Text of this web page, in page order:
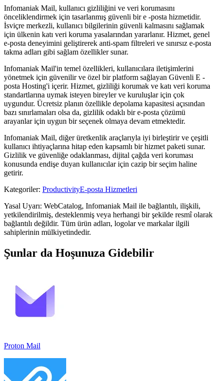
Infomaniak Mail, kullanıcı gizliliğini ve veri korumasını
önceliklendirmek için tasarlanmış güvenli bir e -posta hizmetidir.
İsviçre merkezli, kullanıcı bilgilerinin güvenli kalmasını sağlamak
için ülkenin katı veri koruma yasalarından yararlanır. Hizmet, genel
e-posta deneyimini geliştirerek anti-spam filtreleri ve sınırsız e-posta
takma adları gibi sağlam özellikler sunar.
Infomaniak Mail'in temel özellikleri, kullanıcılara iletişimlerini
yönetmek için güvenilir ve özel bir platform sağlayan Güvenli E -
posta Hosting'i içerir. Hizmet, gizliliği korumak ve katı veri koruma
standartlarına uymak isteyen bireyler ve kuruluşlar için çok
uygundur. Ücretsiz planın özellikle depolama kapasitesi açısından
bazı sınırlamaları olsa da, gizlilik odaklı bir e-posta çözümü
arayanlar için uygun bir seçenek olmaya devam etmektedir.
Infomaniak Mail, diğer üretkenlik araçlarıyla iyi birleştirir ve çeşitli
kullanıcı ihtiyaçlarına hitap eden kapsamlı bir hizmet paketi sunar.
Gizlilik ve güvenliğe odaklanması, dijital çağda veri koruması
konusunda endişe duyan kullanıcılar için cazip bir seçim haline
getirir.
Kategoriler: ProductivityE-posta Hizmetleri
Yasal Uyarı: WebCatalog, Infomaniak Mail ile bağlantılı, ilişkili,
yetkilendirilmiş, desteklenmiş veya herhangi bir şekilde resmî olarak
bağlantılı değildir. Tüm ürün adları, logolar ve markalar ilgili
sahiplerinin mülkiyetindedir.
Şunlar da Hoşunuza Gidebilir
Proton Mail